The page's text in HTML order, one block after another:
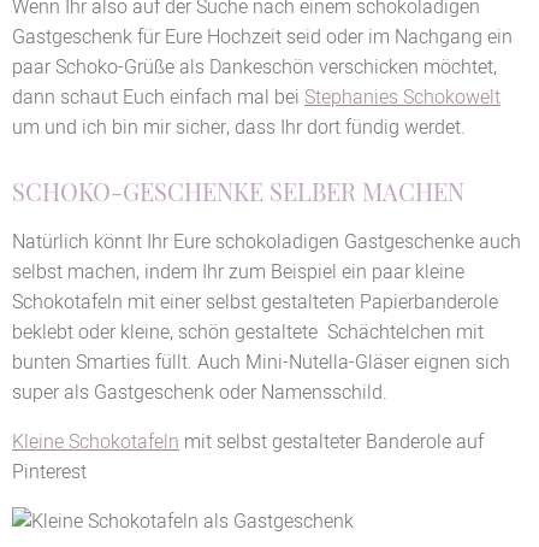
Wenn Ihr also auf der Suche nach einem schokoladigen
Gastgeschenk für Eure Hochzeit seid oder im Nachgang ein
paar Schoko-Grüße als Dankeschön verschicken möchtet,
dann schaut Euch einfach mal bei Stephanies Schokowelt
um und ich bin mir sicher, dass Ihr dort fündig werdet.
SCHOKO-GESCHENKE SELBER MACHEN
Natürlich könnt Ihr Eure schokoladigen Gastgeschenke auch
selbst machen, indem Ihr zum Beispiel ein paar kleine
Schokotafeln mit einer selbst gestalteten Papierbanderole
beklebt oder kleine, schön gestaltete Schächtelchen mit
bunten Smarties füllt. Auch Mini-Nutella-Gläser eignen sich
super als Gastgeschenk oder Namensschild.
Kleine Schokotafeln mit selbst gestalteter Banderole auf
Pinterest